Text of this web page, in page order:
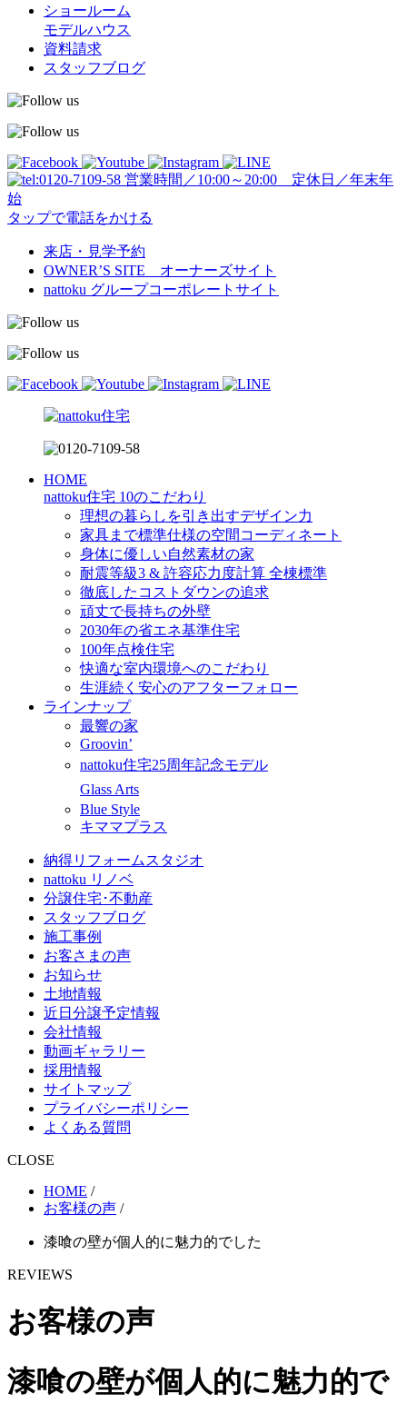
ショールーム
モデルハウス
資料請求
スタッフブログ
営業時間／10:00～20:00 定休日／年末年
始
タップで電話をかける
来店・見学予約
OWNER’S SITE オーナーズサイト
nattoku グループコーポレートサイト
HOME
nattoku住宅 10のこだわり
理想の暮らしを引き出すデザイン力
家具まで標準仕様の空間コーディネート
身体に優しい自然素材の家
耐震等級3 & 許容応力度計算 全棟標準
徹底したコストダウンの追求
頑丈で長持ちの外壁
2030年の省エネ基準住宅
100年点検住宅
快適な室内環境へのこだわり
生涯続く安心のアフターフォロー
ラインナップ
最響の家
Groovin’
nattoku住宅25周年記念モデル
Glass Arts
Blue Style
キママプラス
納得リフォームスタジオ
nattoku リノベ
分譲住宅･不動産
スタッフブログ
施工事例
お客さまの声
お知らせ
土地情報
近日分譲予定情報
会社情報
動画ギャラリー
採用情報
サイトマップ
プライバシーポリシー
よくある質問
CLOSE
HOME /
お客様の声 /
漆喰の壁が個人的に魅力的でした
REVIEWS
お客様の声
漆喰の壁が個人的に魅力的で